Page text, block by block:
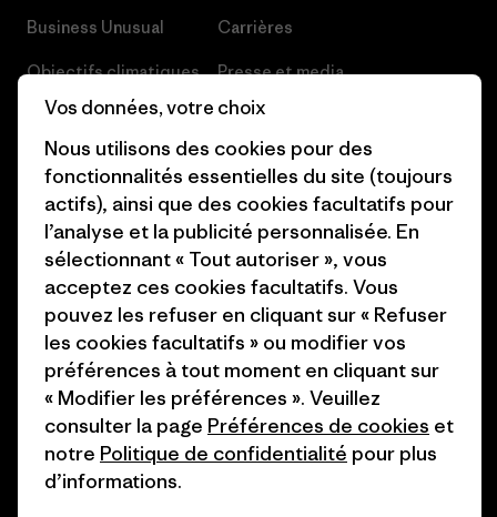
Business Unusual
Objectifs climatiques
1% For The Planet
Comment nous
finançons
Cartes cadeaux
Carrières
Presse et media
Industry program
Programme d’affiliation
Patagonia Luxembourg Plan du
site
© 2026 Patagonia, Inc. All Rights Reserved.
Vos données, votre choix
Nous utilisons des cookies pour des
fonctionnalités essentielles du site (toujours
actifs), ainsi que des cookies facultatifs pour
l’analyse et la publicité personnalisée. En
sélectionnant « Tout autoriser », vous
acceptez ces cookies facultatifs. Vous
pouvez les refuser en cliquant sur « Refuser
les cookies facultatifs » ou modifier vos
préférences à tout moment en cliquant sur
« Modifier les préférences ». Veuillez
consulter la page Préférences de cookies et
notre Politique de confidentialité pour plus
d’informations.